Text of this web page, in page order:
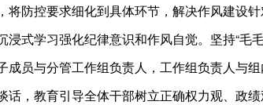
防控要求细化到具体环节，解决作风建设
式学习强化纪律意识和作风自觉。坚持“毛
员与分管工作组负责人，工作组负责人与组
，教育引导全体干部树立正确权力观、政绩